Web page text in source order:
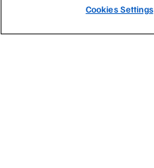
Cookies Settings